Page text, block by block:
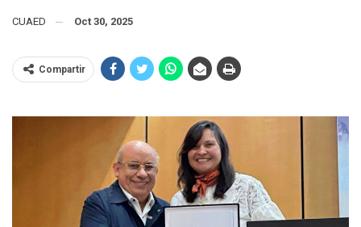
CUAED Oct 30, 2025
Compartir